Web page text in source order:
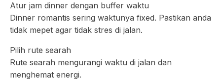
Atur jam dinner dengan buffer waktu
Dinner romantis sering waktunya fixed. Pastikan anda
tidak mepet agar tidak stres di jalan.
Pilih rute searah
Rute searah mengurangi waktu di jalan dan
menghemat energi.